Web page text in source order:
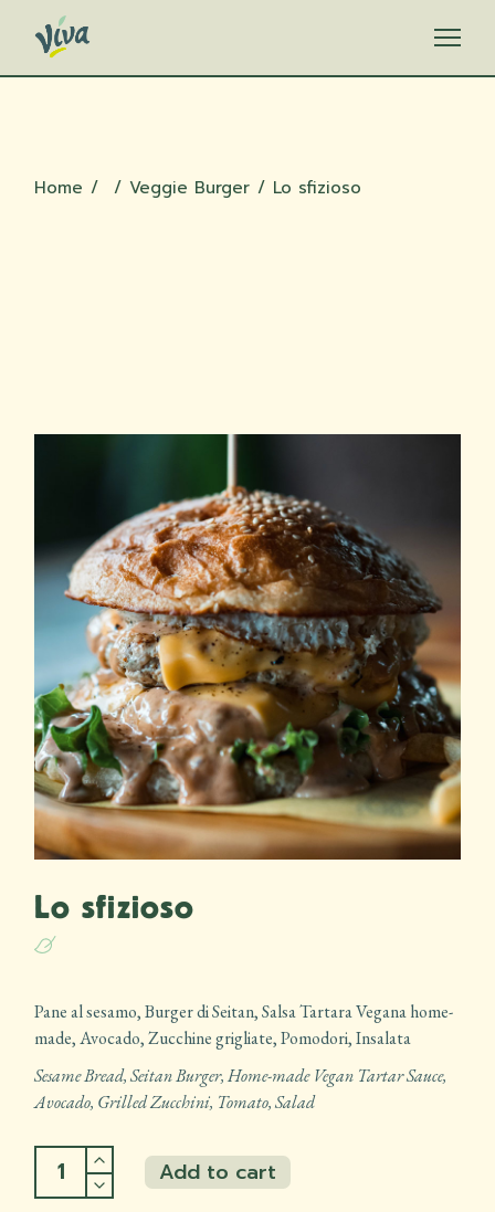
content
Home Veggie Burger Lo sfizioso
Lo sfizioso
Pane al sesamo, Burger di Seitan, Salsa Tartara Vegana home-
made, Avocado, Zucchine grigliate, Pomodori, Insalata
Sesame Bread, Seitan Burger, Home-made Vegan Tartar Sauce,
Avocado, Grilled Zucchini, Tomato, Salad
Lo sfizioso quantity
Add to cart
Add to cart